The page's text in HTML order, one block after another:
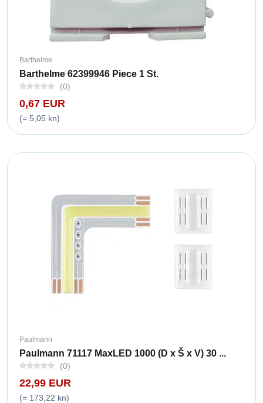
Barthelme
Barthelme 62399946 Piece 1 St.
(0)
0,67 EUR
(= 5,05 kn)
Paulmann
Paulmann 71117 MaxLED 1000 (D x Š x V) 30 ...
(0)
22,99 EUR
(= 173,22 kn)